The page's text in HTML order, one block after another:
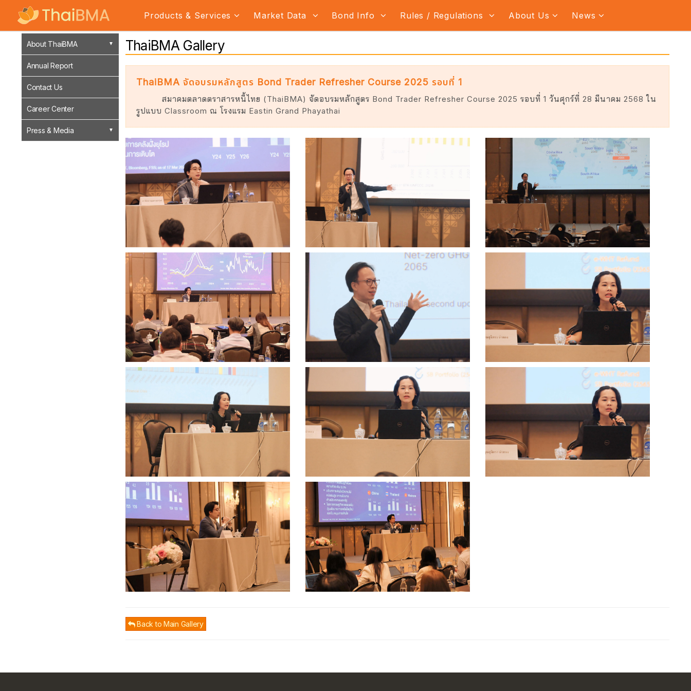
Products & Services Market Data Bond Info Rules / Regulations About Us News
About ThaiBMA
Annual Report
Contact Us
Career Center
Press & Media
ThaiBMA Gallery
ThaiBMA จัดอบรมหลักสูตร Bond Trader Refresher Course 2025 รอบที่ 1
สมาคมตลาดตราสารหนี้ไทย (ThaiBMA) จัดอบรมหลักสูตร Bond Trader Refresher Course 2025 รอบที่ 1 วันศุกร์ที่ 28 มีนาคม 2568 ใน
รูปแบบ Classroom ณ โรงแรม Eastin Grand Phayathai
Back to Main Gallery